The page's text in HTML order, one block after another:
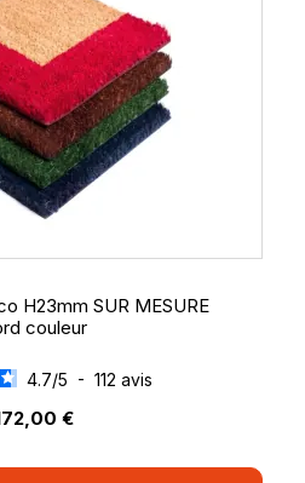
H23mm SUR MESURE
couleur
4.7/5 - 112 avis
€